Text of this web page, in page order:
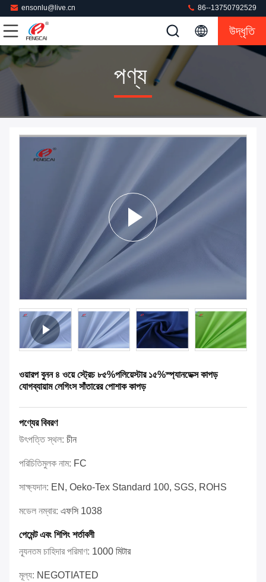
ensonlu@live.cn 86--13750792529
উদ্ধৃতি
পণ্য
ওয়ারপ বুনন ৪ ওয়ে স্ট্রেচ ৮৫%পলিয়েস্টার ১৫%স্প্যানডেক্স কাপড়
যোগব্যায়াম লেগিংস সাঁতারের পোশাক কাপড়
পণ্যের বিবরণ
উৎপত্তি স্থল: চীন
পরিচিতিমুলক নাম: FC
সাক্ষ্যদান: EN, Oeko-Tex Standard 100, SGS, ROHS
মডেল নম্বার: এফসি 1038
পেমেন্ট এবং শিপিং শর্তাবলী
ন্যূনতম চাহিদার পরিমাণ: 1000 মিটার
মূল্য: NEGOTIATED